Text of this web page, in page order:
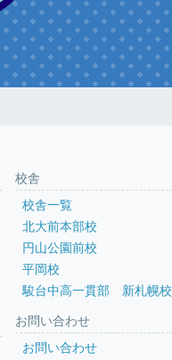
校舎
校舎一覧
北大前本部校
円山公園前校
平岡校
駿台中高一貫部 新札幌校
お問い合わせ
お問い合わせ